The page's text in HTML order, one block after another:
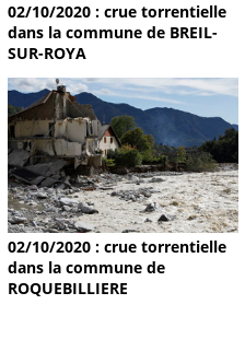
02/10/2020 : crue torrentielle
dans la commune de BREIL-
SUR-ROYA
02/10/2020 : crue torrentielle
dans la commune de
ROQUEBILLIERE